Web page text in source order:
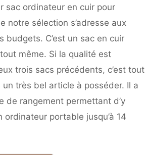
sac ordinateur en cuir pour
notre sélection s’adresse aux
budgets. C’est un sac en cuir
même. Si la qualité est
trois sacs précédents, c’est tout
un très bel article à posséder. Il a
de rangement permettant d’y
ordinateur portable jusqu’à 14